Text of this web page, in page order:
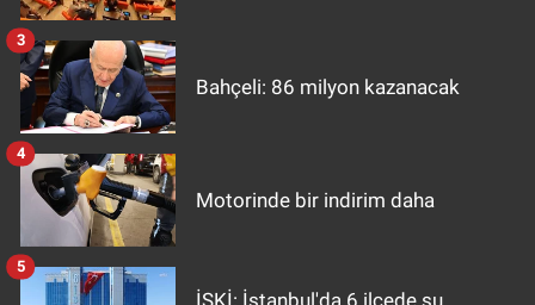
Bahçeli: 86 milyon kazanacak
3
Motorinde bir indirim daha
4
5